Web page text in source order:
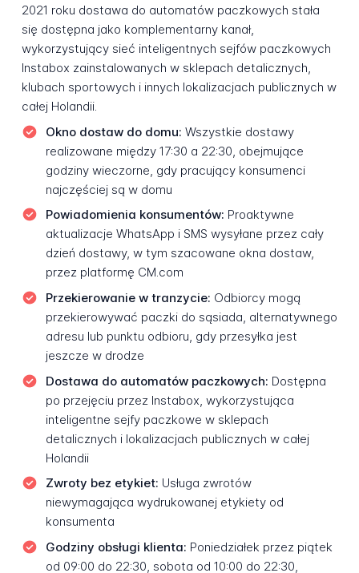
2021 roku dostawa do automatów paczkowych stała
się dostępna jako komplementarny kanał,
wykorzystujący sieć inteligentnych sejfów paczkowych
Instabox zainstalowanych w sklepach detalicznych,
klubach sportowych i innych lokalizacjach publicznych w
całej Holandii.
Okno dostaw do domu: Wszystkie dostawy
realizowane między 17:30 a 22:30, obejmujące
godziny wieczorne, gdy pracujący konsumenci
najczęściej są w domu
Powiadomienia konsumentów: Proaktywne
aktualizacje WhatsApp i SMS wysyłane przez cały
dzień dostawy, w tym szacowane okna dostaw,
przez platformę CM.com
Przekierowanie w tranzycie: Odbiorcy mogą
przekierowywać paczki do sąsiada, alternatywnego
adresu lub punktu odbioru, gdy przesyłka jest
jeszcze w drodze
Dostawa do automatów paczkowych: Dostępna
po przejęciu przez Instabox, wykorzystująca
inteligentne sejfy paczkowe w sklepach
detalicznych i lokalizacjach publicznych w całej
Holandii
Zwroty bez etykiet: Usługa zwrotów
niewymagająca wydrukowanej etykiety od
konsumenta
Godziny obsługi klienta: Poniedziałek przez piątek
od 09:00 do 22:30, sobota od 10:00 do 22:30,